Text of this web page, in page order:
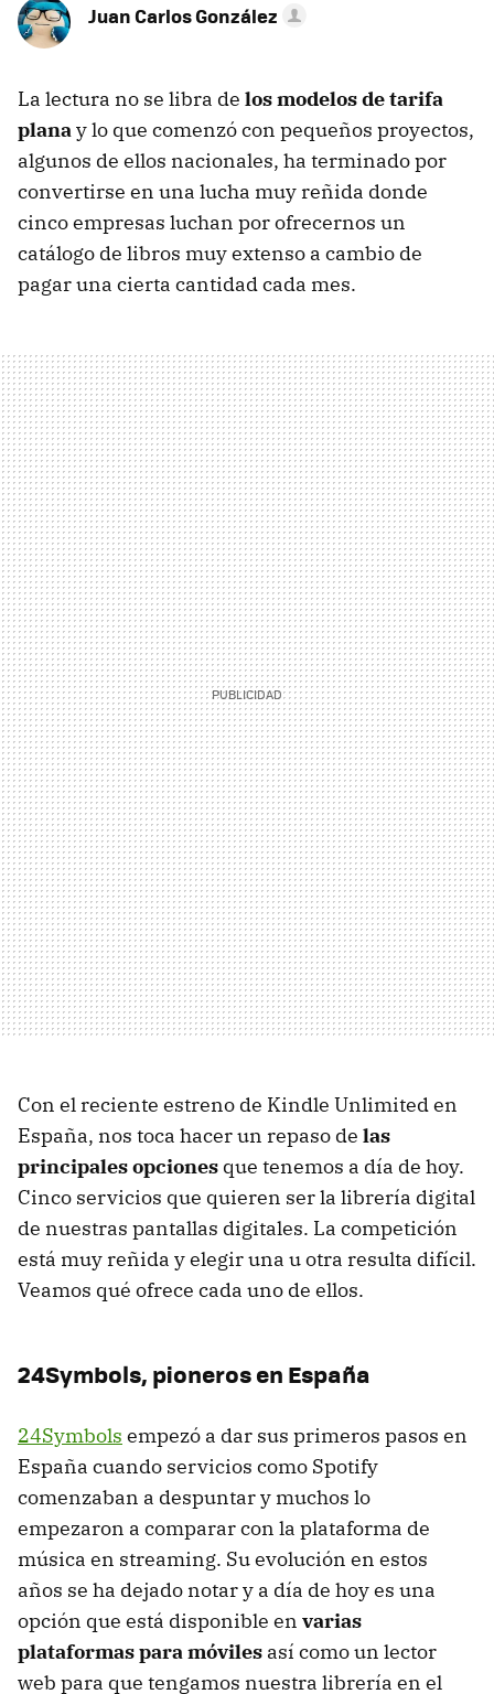
Juan Carlos González
La lectura no se libra de los modelos de tarifa
planay lo que comenzó con pequeños proyectos,
algunos de ellos nacionales, ha terminado por
convertirse en una lucha muy reñida donde
cinco empresas luchan por ofrecernos un
catálogo de libros muy extenso a cambio de
pagar una cierta cantidad cada mes.
Con el reciente estreno de Kindle Unlimited en
España, nos toca hacer un repaso de las
principales opciones que tenemos a día de hoy.
Cinco servicios que quieren ser la librería digital
de nuestras pantallas digitales. La competición
está muy reñida y elegir una u otra resulta difícil.
Veamos qué ofrece cada uno de ellos.
24Symbols, pioneros en España
24Symbols empezó a dar sus primeros pasos en
España cuando servicios como Spotify
comenzaban a despuntar y muchos lo
empezaron a comparar con la plataforma de
música en streaming. Su evolución en estos
años se ha dejado notar y a día de hoy es una
opción que está disponible en varias
plataformas para móviles así como un lector
web para que tengamos nuestra librería en el